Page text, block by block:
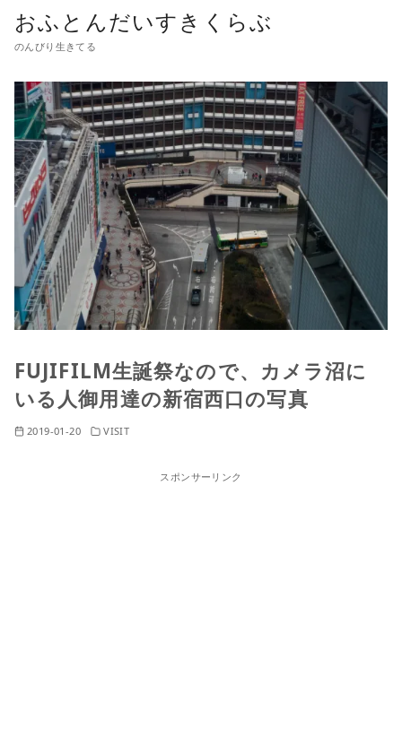
おふとんだいすきくらぶ
のんびり生きてる
FUJIFILM生誕祭なので、カメラ沼に
いる人御用達の新宿西口の写真
2019-01-20 VISIT
スポンサーリンク